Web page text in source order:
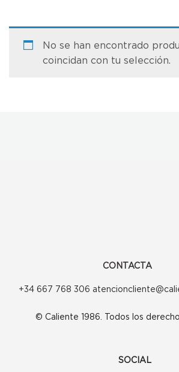
No se han encontrado
coincidan con tu selección.
CONTACTA
+34 667 768 306
© Caliente 1986. Todos los
SOCIAL